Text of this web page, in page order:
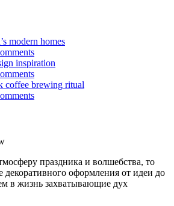
modern homes
inspiration
coffee brewing ritual
праздника и волшебства, то
оформления от идеи до
в жизнь захватывающие дух